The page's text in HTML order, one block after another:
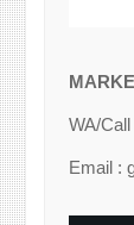
WA/
Email :